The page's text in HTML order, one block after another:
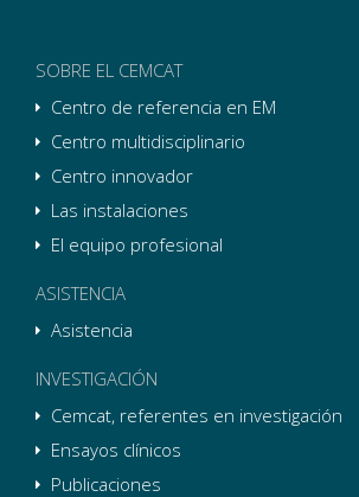
SOBRE EL CEMCAT
Centro de referencia en EM
Centro multidisciplinario
Centro innovador
Las instalaciones
El equipo profesional
ASISTENCIA
Asistencia
INVESTIGACIÓN
Cemcat, referentes en investigación
Ensayos clínicos
Publicaciones